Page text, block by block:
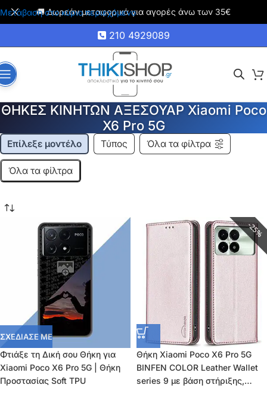
Μετάβαση στο κύριο περιεχόμενο
🚚 Δωρεάν μεταφορικά για αγορές άνω των 35€
210 4929089
ΘΗΚΕΣ ΚΙΝΗΤΩΝ ΑΞΕΣΟΥΑΡ Xiaomi Poco
X6 Pro 5G
Επίλεξε μοντέλο Τύπος Όλα τα φίλτρα
Όλα τα φίλτρα
ΣΧΕΔΙΑΣΕ ΜΕ
Φτιάξε τη Δική σου Θήκη για
Xiaomi Poco X6 Pro 5G | Θήκη
Προστασίας Soft TPU
25%
Θήκη Xiaomi Poco X6 Pro 5G
BINFEN COLOR Leather Wallet
series 9 με βάση στήριξης,